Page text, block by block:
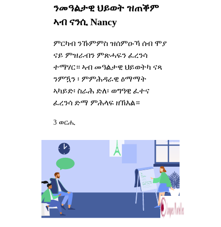
ንመዓልታዊ ህይወት ዝጠቕም
ኣብ ናንሲ Nancy
ምርካብ ንኹምምስ ዝሰምዑኻ ሰብ ሞያ
ናይ ምዝራብን ምጽሓፍን ፈረንሳ
ተማሃር። ኣብ መዓልታዊ ህይወትካ ናጻ
ንምዃን ፡ ምምሕዳራዊ ዕማማት
ኣካይድ፡ ስራሕ ድለ፡ ወግዓዊ ፈተና
ፈረንሳ ድማ ምሕላፍ ዘኽእል።
3 ወርሒ